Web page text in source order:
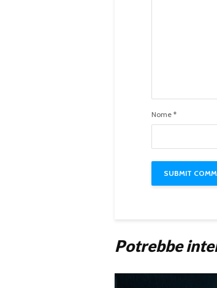
Nome *
Potrebbe